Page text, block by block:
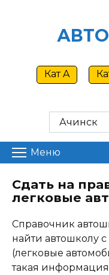
Кат A
Меню
Сдать на
легковые
Справочник
найти автошколу
(легковые
такая